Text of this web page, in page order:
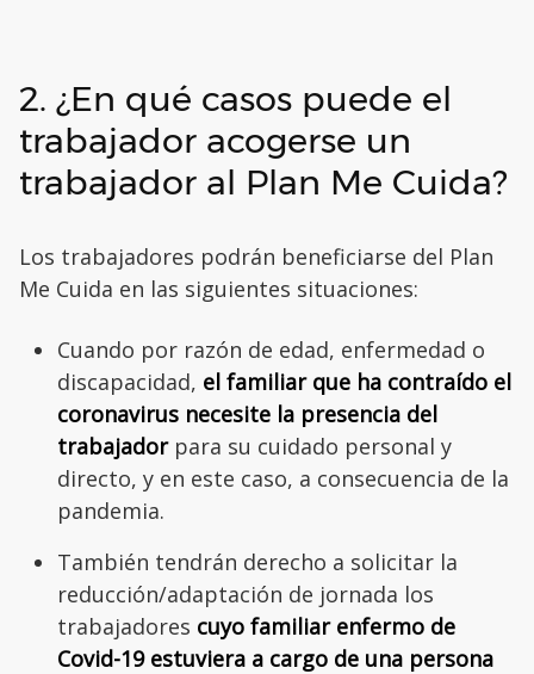
2. ¿En qué casos puede el
trabajador acogerse un
trabajador al Plan Me Cuida?
Los trabajadores podrán beneficiarse del Plan
Me Cuida en las siguientes situaciones:
Cuando por razón de edad, enfermedad o
discapacidad, el familiar que ha contraído el
coronavirus necesite la presencia del
trabajador para su cuidado personal y
directo, y en este caso, a consecuencia de la
pandemia.
También tendrán derecho a solicitar la
reducción/adaptación de jornada los
trabajadores cuyo familiar enfermo de
Covid-19 estuviera a cargo de una persona